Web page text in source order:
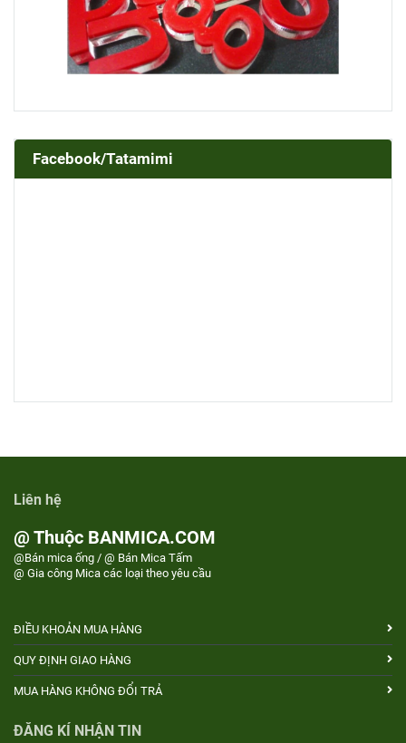
Facebook/Tatamimi
Liên hệ
@ Thuộc BANMICA.COM
@Bán mica ống / @ Bán Mica Tấm
@ Gia công Mica các loại theo yêu cầu
ĐIỀU KHOẢN MUA HÀNG
QUY ĐỊNH GIAO HÀNG
MUA HÀNG KHÔNG ĐỔI TRẢ
ĐĂNG KÍ NHẬN TIN